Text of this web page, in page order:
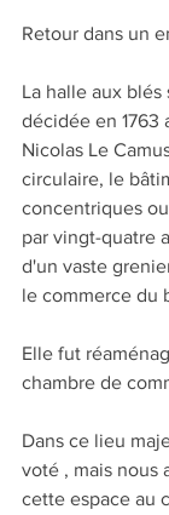
Retour dans un
La halle aux blés
décidée en 1763
Nicolas Le
circulaire, le
concentriques
par vingt-quatre
d'un vaste
le commerce du
Elle fut
chambre de
Dans ce lieu
voté , mais nous
cette espace au